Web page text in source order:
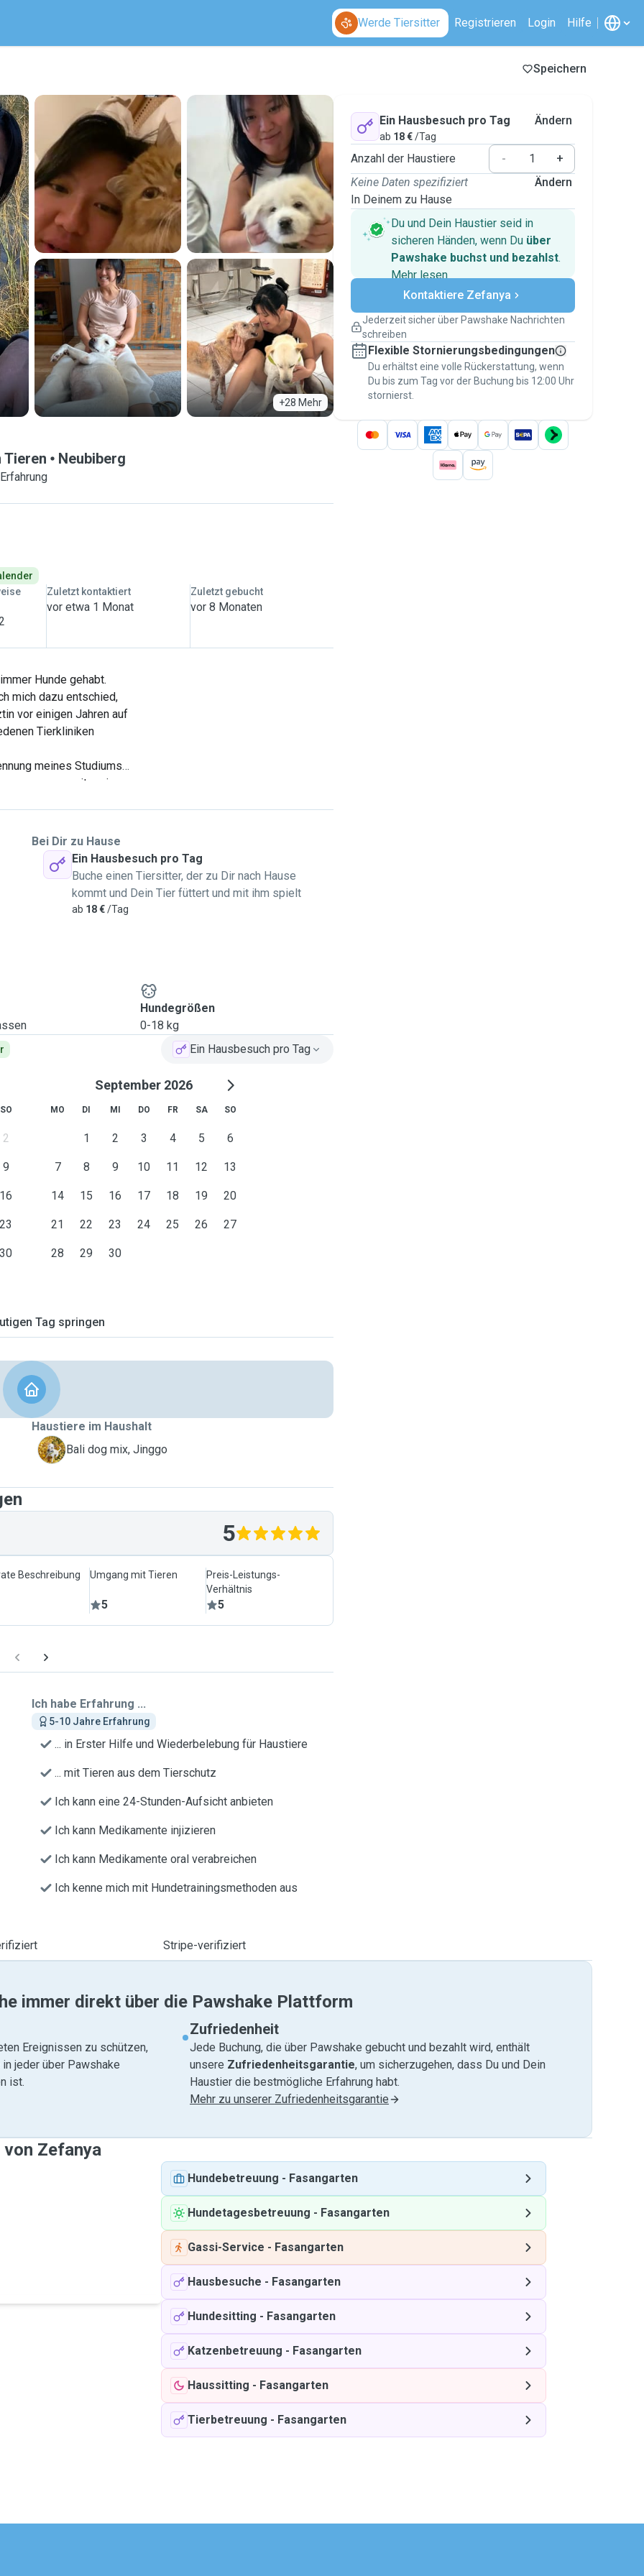
Werde Tiersitter Registrieren Login Hilfe
Speichern
+28 Mehr
Neubiberg
Zuletzt kontaktiert
vor etwa 1 Monat
Zuletzt gebucht
vor 8 Monaten
Hunde gehabt.
mich dazu entschied,
vor einigen Jahren auf
Tierkliniken
meines Studiums
zusammen mit meinem
Bali adoptiert und vor
Association of
Verhalten von Tieren,
Kuscheln, Trainieren
ihnen zu verbringen.
Aktivitäten zählen
und
/ Entspannen zuhause.
Haustür (Nähe
spielen kann. In der
Er ist ein sehr lieber
Hunden gut zurecht
auf denen es sich
Verhaltensweisen,
gilt, oder welche
Bei Dir zu Hause
Ein Hausbesuch pro Tag
Buche einen Tiersitter, der zu Dir nach Hause
kommt und Dein Tier füttert und mit ihm spielt
ab 18 €/Tag
Hundegrößen
0-18 kg
Ein Hausbesuch pro Tag
SO
2
9
16
23
30
September 2026
MO DI MI DO FR SA SO
1 2 3 4 5 6
7 8 9 10 11 12 13
14 15 16 17 18 19 20
21 22 23 24 25 26 27
28 29 30
Tag springen
Haustiere im Haushalt
J
Bali dog mix, Jinggo
5
Beschreibung Umgang mit Tieren
5
Preis-Leistungs-
Verhältnis
5
Ich habe Erfahrung ...
5-10 Jahre Erfahrung
... in Erster Hilfe und Wiederbelebung für Haustiere
... mit Tieren aus dem Tierschutz
Ich kann eine 24-Stunden-Aufsicht anbieten
Ich kann Medikamente injizieren
Ich kann Medikamente oral verabreichen
Ich kenne mich mit Hundetrainingsmethoden aus
Stripe-verifiziert
Ein Hausbesuch pro Tag
ab 18 €/Tag
Ändern
Anzahl der Haustiere -
+
Keine Daten spezifiziert
In Deinem zu Hause
Ändern
Du und Dein Haustier seid in
sicheren Händen, wenn Du über
Pawshake buchst und bezahlst.
Mehr lesenSichere Zahlungen
Unterstützung, falls sich Deine
Versicherte Buchungen
Erledige alles über Pawshake – von der
ersten Nachricht bis zur Bezahlung –, um
über die Pawshake-Garantieabgesichert zu
sein
Kontaktiere Zefanya
Jederzeit sicher über Pawshake Nachrichten
schreiben
Flexible Stornierungsbedingungen
Du erhältst eine volle Rückerstattung, wenn
Du bis zum Tag vor der Buchung bis 12:00 Uhr
stornierst.
immer direkt über die Pawshake Plattform
Ereignissen zu schützen,
in jeder über Pawshake
ist.
Zufriedenheit
Jede Buchung, die über Pawshake gebucht und bezahlt wird, enthält
unsere Zufriedenheitsgarantie, um sicherzugehen, dass Du und Dein
Haustier die bestmögliche Erfahrung habt.
Mehr zu unserer Zufriedenheitsgarantie
Zefanya
Hundebetreuung - Fasangarten
Hundetagesbetreuung - Fasangarten
Gassi-Service - Fasangarten
Hausbesuche - Fasangarten
Hundesitting - Fasangarten
Katzenbetreuung - Fasangarten
Haussitting - Fasangarten
Tierbetreuung - Fasangarten